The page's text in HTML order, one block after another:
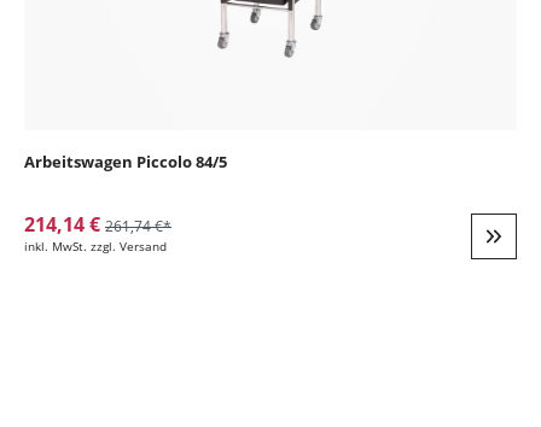
Arbeitswagen Piccolo 84/5
214,14 € 261,74 €*
inkl. MwSt. zzgl. Versand